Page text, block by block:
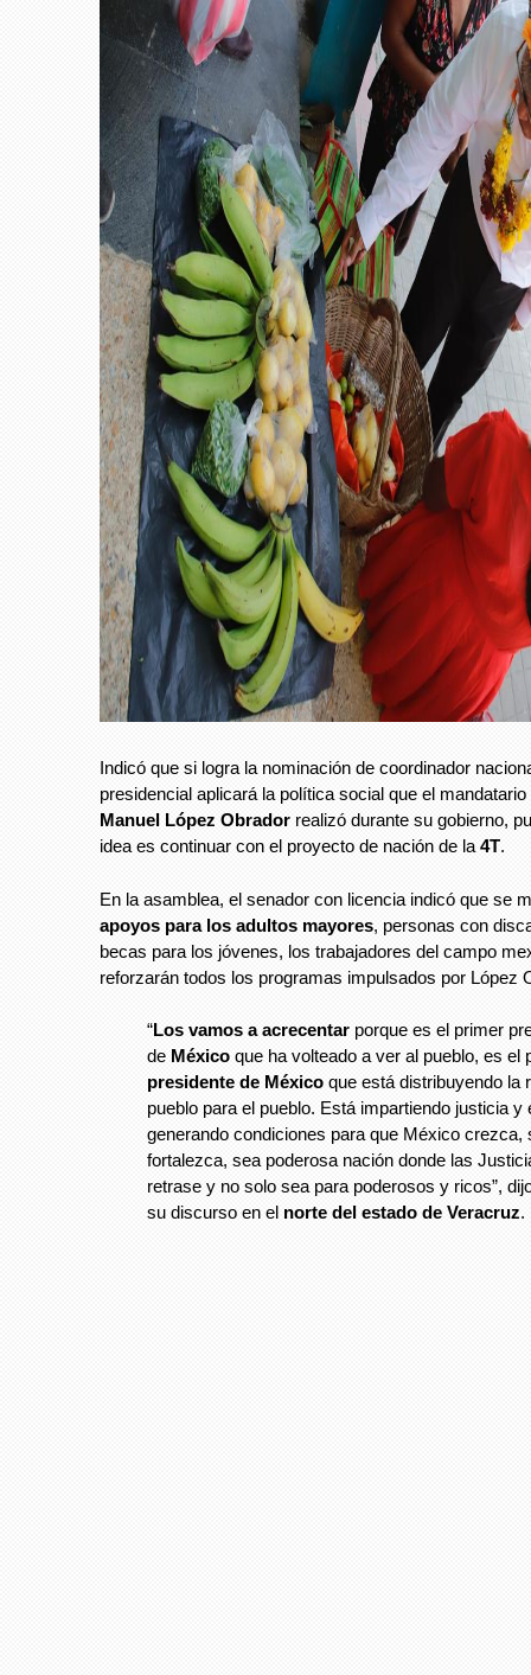
Indicó que si logra la nominación de coordinador
presidencial aplicará la política social que el
Manuel López Obrador realizó durante su gobierno,
idea es continuar con el proyecto de nación de la 4T.
En la asamblea, el senador con licencia indicó que se
apoyos para los adultos mayores, personas con
becas para los jóvenes, los trabajadores del campo
reforzarán todos los programas impulsados por López
“Los vamos a acrecentar porque es el primer
de México que ha volteado a ver al pueblo, es el
presidente de México que está distribuyendo la
pueblo para el pueblo. Está impartiendo justicia y
generando condiciones para que México crezca,
fortalezca, sea poderosa nación donde las
retrase y no solo sea para poderosos y ricos”,
su discurso en el norte del estado de Veracruz.